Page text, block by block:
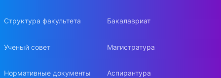
Структура факультета
Ученый совет
Нормативные документы
Бакалавриат
Магистратура
Аспирантура